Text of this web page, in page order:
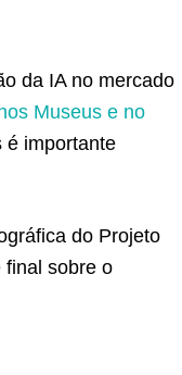
da IA no mercado
Museus e no
é importante
do Projeto
final sobre o